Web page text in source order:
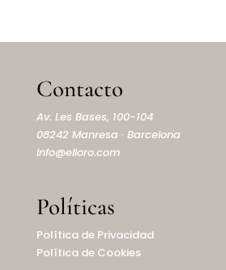
Contacto
Av. Les Bases, 100-104
08242 Manresa · Barcelona
info@elioro.com
Políticas
Política de Privacidad
Política de Cookies